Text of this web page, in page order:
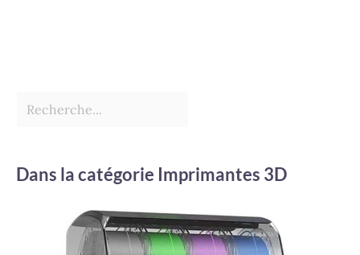
Dans la catégorie Imprimantes 3D